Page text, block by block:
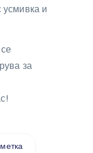
и
за